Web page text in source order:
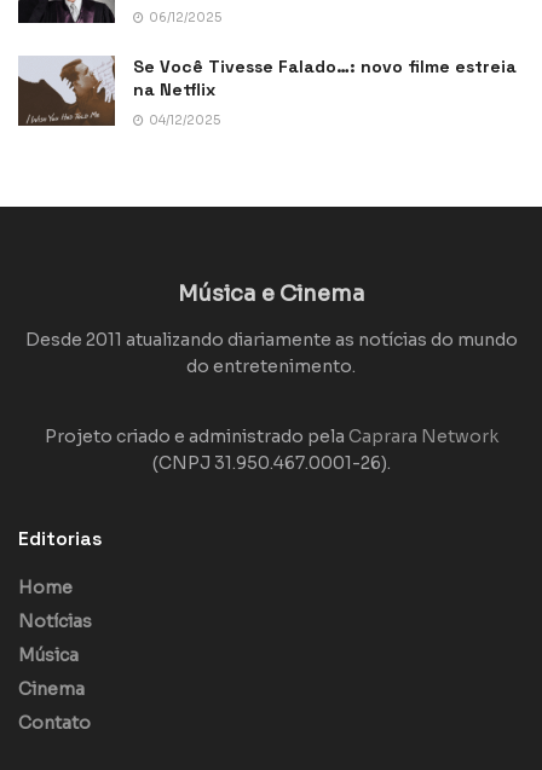
06/12/2025
Se Você Tivesse Falado…: novo filme estreia
na Netflix
04/12/2025
Música e Cinema
Desde 2011 atualizando diariamente as notícias do mundo
do entretenimento.
Projeto criado e administrado pela Caprara Network
(CNPJ 31.950.467.0001-26).
Editorias
Home
Notícias
Música
Cinema
Contato